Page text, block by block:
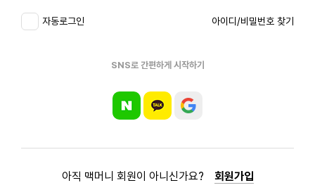
자동로그인 아이디/비밀번호 찾기
SNS로 간편하게 시작하기
아직 맥머니 회원이 아니신가요? 회원가입